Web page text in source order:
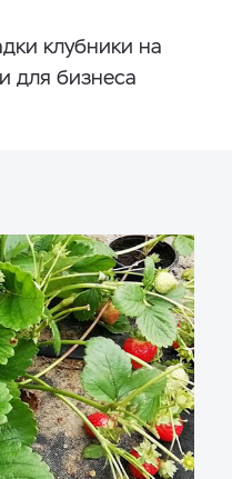
клубники на
для бизнеса